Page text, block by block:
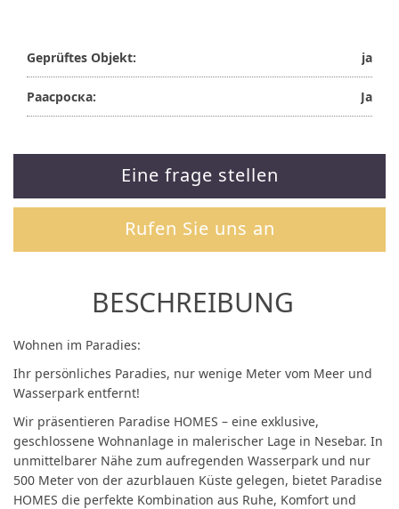
Geprüftes Objekt: ja
Раасроска: Ja
Eine frage stellen
Rufen Sie uns an
BESCHREIBUNG
Wohnen im Paradies:
Ihr persönliches Paradies, nur wenige Meter vom Meer und
Wasserpark entfernt!
Wir präsentieren Paradise HOMES – eine exklusive,
geschlossene Wohnanlage in malerischer Lage in Nesebar. In
unmittelbarer Nähe zum aufregenden Wasserpark und nur
500 Meter von der azurblauen Küste gelegen, bietet Paradise
HOMES die perfekte Kombination aus Ruhe, Komfort und